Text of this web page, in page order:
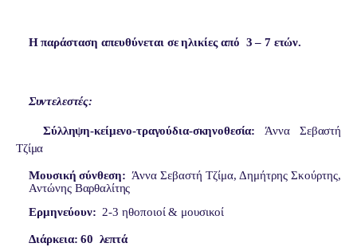
Η παράσταση απευθύνεται σε ηλικίες από 3 – 7 ετών.
Συντελεστές:
Σύλληψη-κείμενο-τραγούδια-σκηνοθεσία: Άννα
Σεβαστή
Τζίμα
Μουσική σύνθεση: Άννα Σεβαστή Τζίμα, Δημήτρης Σκούρτης,
Αντώνης Βαρθαλίτης
Ερμηνεύουν: 2-3 ηθοποιοί & μουσικοί
Διάρκεια: 60 λεπτά